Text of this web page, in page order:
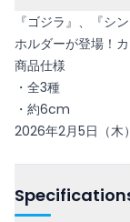
『ゴジラ』、『シ
ホルダーが登場！
商品仕様
・全3種
・約6cm
2026年2月5日（木